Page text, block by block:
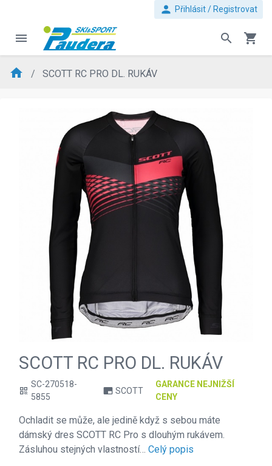
person Přihlásit / Registrovat
menu search shopping_cart
home SCOTT RC PRO DL. RUKÁV
SCOTT RC PRO DL. RUKÁV
qr_code
SC-270518-
5855
branding_watermark SCOTT
GARANCE NEJNIŽŠÍ
CENY
Ochladit se může, ale jedině když s sebou máte
dámský dres SCOTT RC Pro s dlouhým rukávem.
Zásluhou stejných vlastností… Celý popis